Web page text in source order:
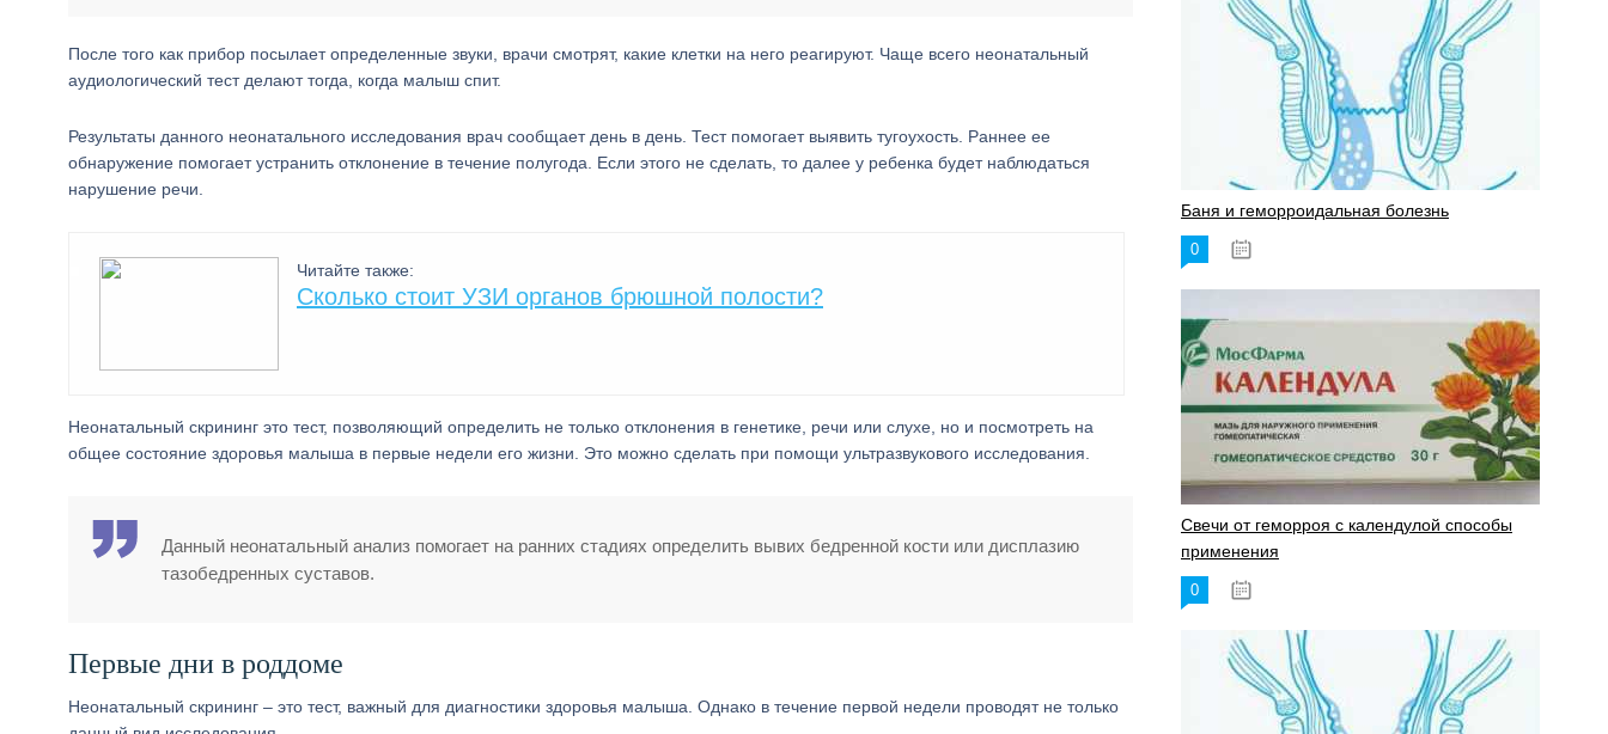
После того как прибор посылает определенные звуки, врачи смотрят, какие клетки на него реагируют. Чаще всего неонатальный
аудиологический тест делают тогда, когда малыш спит.
Результаты данного неонатального исследования врач сообщает день в день. Тест помогает выявить тугоухость. Раннее ее
обнаружение помогает устранить отклонение в течение полугода. Если этого не сделать, то далее у ребенка будет наблюдаться
нарушение речи.
Читайте также:
Сколько стоит УЗИ органов брюшной полости?
Неонатальный скрининг это тест, позволяющий определить не только отклонения в генетике, речи или слухе, но и посмотреть на
общее состояние здоровья малыша в первые недели его жизни. Это можно сделать при помощи ультразвукового исследования.
Данный неонатальный анализ помогает на ранних стадиях определить вывих бедренной кости или дисплазию
тазобедренных суставов.
Первые дни в роддоме
Неонатальный скрининг – это тест, важный для диагностики здоровья малыша. Однако в течение первой недели проводят не только
Баня и геморроидальная болезнь
0
Свечи от геморроя с календулой способы
применения
0